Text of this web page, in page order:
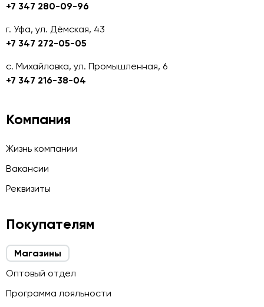
+7 347 280-09-96
г. Уфа, ул. Дёмская, 43
+7 347 272-05-05
с. Михайловка, ул. Промышленная, 6
+7 347 216-38-04
Компания
Жизнь компании
Вакансии
Реквизиты
Покупателям
Магазины
Оптовый отдел
Программа лояльности